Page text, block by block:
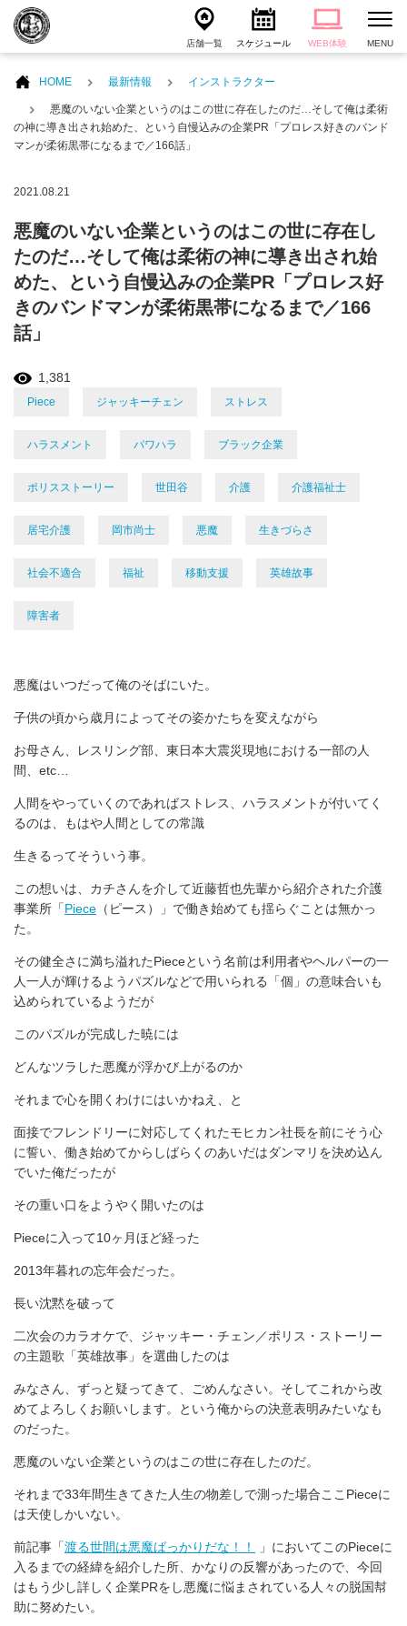
店舗一覧 スケジュール WEB体験 MENU
HOME 最新情報 インストラクター
悪魔のいない企業というのはこの世に存在したのだ…そして俺は柔術
の神に導き出され始めた、という自慢込みの企業PR「プロレス好きのバンド
マンが柔術黒帯になるまで／166話」
2021.08.21
悪魔のいない企業というのはこの世に存在し
たのだ…そして俺は柔術の神に導き出され始
めた、という自慢込みの企業PR「プロレス好
きのバンドマンが柔術黒帯になるまで／166
話」
1,381
Piece ジャッキーチェン ストレス
ハラスメント パワハラ ブラック企業
ポリスストーリー 世田谷 介護 介護福祉士
居宅介護 岡市尚士 悪魔 生きづらさ
社会不適合 福祉 移動支援 英雄故事
障害者
悪魔はいつだって俺のそばにいた。
子供の頃から歳月によってその姿かたちを変えながら
お母さん、レスリング部、東日本大震災現地における一部の人
間、etc…
人間をやっていくのであればストレス、ハラスメントが付いてく
るのは、もはや人間としての常識
生きるってそういう事。
この想いは、カチさんを介して近藤哲也先輩から紹介された介護
事業所「Piece （ピース）」で働き始めても揺らぐことは無かっ
た。
その健全さに満ち溢れたPieceという名前は利用者やヘルパーの一
人一人が輝けるようパズルなどで用いられる「個」の意味合いも
込められているようだが
このパズルが完成した暁には
どんなツラした悪魔が浮かび上がるのか
それまで心を開くわけにはいかねえ、と
面接でフレンドリーに対応してくれたモヒカン社長を前にそう心
に誓い、働き始めてからしばらくのあいだはダンマリを決め込ん
でいた俺だったが
その重い口をようやく開いたのは
Pieceに入って10ヶ月ほど経った
2013年暮れの忘年会だった。
長い沈黙を破って
二次会のカラオケで、ジャッキー・チェン／ポリス・ストーリー
の主題歌「英雄故事」を選曲したのは
みなさん、ずっと疑ってきて、ごめんなさい。そしてこれから改
めてよろしくお願いします。という俺からの決意表明みたいなも
のだった。
悪魔のいない企業というのはこの世に存在したのだ。
それまで33年間生きてきた人生の物差しで測った場合ここPieceに
は天使しかいない。
前記事「渡る世間は悪魔ばっかりだな！！
」においてこのPieceに
入るまでの経緯を紹介した所、かなりの反響があったので、今回
はもう少し詳しく企業PRをし悪魔に悩まされている人々の脱国幇
助に努めたい。